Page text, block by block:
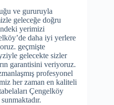
ve gururuyla
geleceğe doğru
yerimizi
daha iyi yerlere
geçmişte
gelecekte sizler
garantisini veriyoruz.
profesyonel
her zaman en kaliteli
Çengelköy